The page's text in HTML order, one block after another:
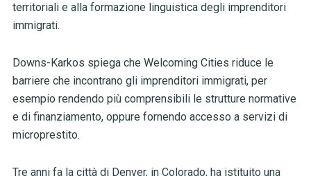
territoriali e alla formazione linguistica degli imprenditori
immigrati.
Downs-Karkos spiega che Welcoming Cities riduce le
barriere che incontrano gli imprenditori immigrati, per
esempio rendendo più comprensibili le strutture normative
e di finanziamento, oppure fornendo accesso a servizi di
microprestito.
Tre anni fa la città di Denver, in Colorado, ha istituito una